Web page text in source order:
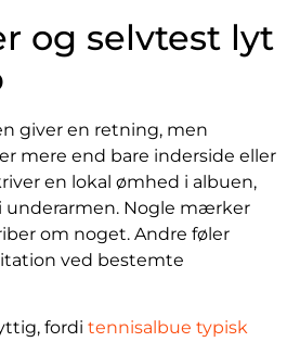
og selvtest lyt
giver en retning, men
mere end bare inderside eller
en lokal ømhed i albuen,
Nogle mærker
om noget. Andre føler
ved bestemte
fordi tennisalbue typisk